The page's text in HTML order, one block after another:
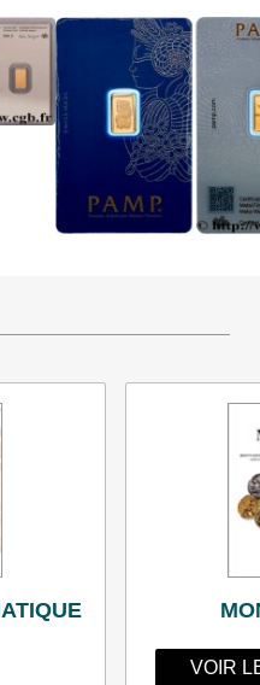
VOIR